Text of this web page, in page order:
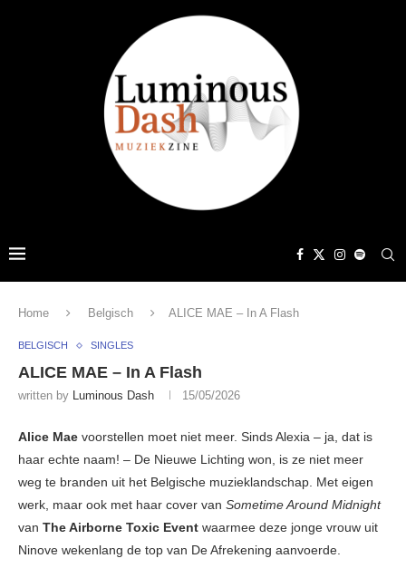
Home Belgisch ALICE MAE – In A Flash
BELGISCH SINGLES
ALICE MAE – In A Flash
written by Luminous Dash 15/05/2026
Alice Mae voorstellen moet niet meer. Sinds Alexia – ja, dat is
haar echte naam! – De Nieuwe Lichting won, is ze niet meer
weg te branden uit het Belgische muzieklandschap. Met eigen
werk, maar ook met haar cover van Sometime Around Midnight
van The Airborne Toxic Event waarmee deze jonge vrouw uit
Ninove wekenlang de top van De Afrekening aanvoerde.